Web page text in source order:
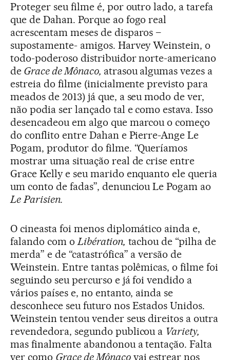
Proteger seu filme é, por outro lado, a tarefa
que de Dahan. Porque ao fogo real
acrescentam meses de disparos –
supostamente- amigos. Harvey Weinstein, o
todo-poderoso distribuidor norte-americano
deGrace de Mônaco, atrasou algumas vezes a
estreia do filme (inicialmente previsto para
meados de 2013) já que, a seu modo de ver,
não podia ser lançado tal e como estava. Isso
desencadeou em algo que marcou o começo
do conflito entre Dahan e Pierre-Ange Le
Pogam, produtor do filme. “Queríamos
mostrar uma situação real de crise entre
Grace Kelly e seu marido enquanto ele queria
um conto de fadas”, denunciou Le Pogam ao
Le Parisien.
O cineasta foi menos diplomático ainda e,
falando com oLibération, tachou de “pilha de
merda” e de “catastrófica” a versão de
Weinstein. Entre tantas polêmicas, o filme foi
seguindo seu percurso e já foi vendido a
vários países e, no entanto, ainda se
desconhece seu futuro nos Estados Unidos.
Weinstein tentou vender seus direitos a outra
revendedora, segundo publicou a Variety,
mas finalmente abandonou a tentação. Falta
ver como Grace de Mônacovai estrear nos